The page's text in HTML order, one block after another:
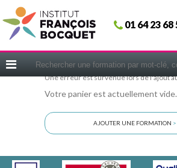
01 64 23 68
Fermer
ACCUEIL
CERIFICATIONS
INTRAS | SUR-MESURE
COACHING
NOUS CONNAÎTRE
Une erreur est survenue lors de l'ajout
Votre panier est actuellement vide.
AJOUTER UNE FORMATION >